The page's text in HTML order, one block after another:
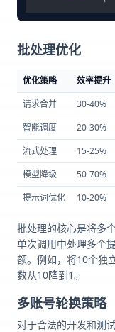
批处理优化
优化策略 效率提升
请求合并
30-40%
智能调度
20-30%
流式处理
15-25%
模型降级
50-70%
提示词优化
10-20%
批处理的核心是将多
单次调用中处理多个
额。例如，将10个独
数从10降到1。
多账号轮换策略
对于合法的开发和测